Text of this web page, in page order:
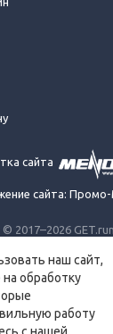
© 2017–2026 GET.run
с ❤ бегунами
для бегунов
Телеграм-канал
Беговой чат в
сайта
сайта:
наш сайт,
обработку
работу